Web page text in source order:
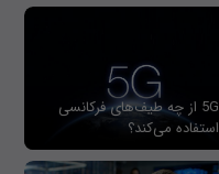
5G از چه طیف‌های فرکانسی
استفاده می‌کند؟